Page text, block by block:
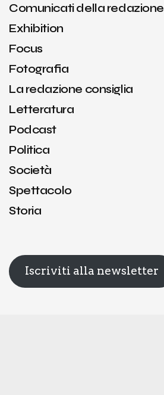
Comunicati della redazione
Exhibition
Focus
Fotografia
La redazione consiglia
Letteratura
Podcast
Politica
Società
Spettacolo
Storia
Iscriviti alla newsletter